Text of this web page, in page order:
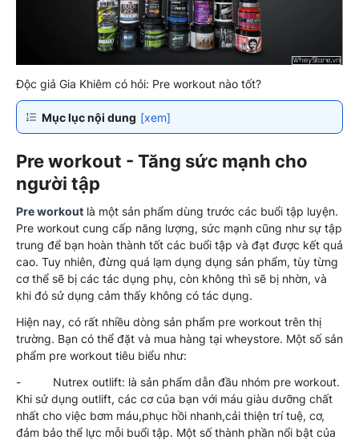
Độc giả Gia Khiêm có hỏi: Pre workout nào tốt?
Mục lục nội dung [xem]
Pre workout - Tăng sức mạnh cho
người tập
Pre workout là một sản phẩm dùng trước các buổi tập luyện.
Pre workout cung cấp năng lượng, sức mạnh cũng như sự tập
trung để bạn hoàn thành tốt các buổi tập và đạt được kết quả
cao. Tuy nhiên, đừng quá lạm dụng dụng sản phẩm, tùy từng
cơ thể sẽ bị các tác dụng phụ, còn không thì sẽ bị nhờn, và
khi đó sử dụng cảm thấy không có tác dụng.
Hiện nay, có rất nhiều dòng sản phẩm pre workout trên thị
trường. Bạn có thể đặt và mua hàng tại wheystore. Một số sản
phẩm pre workout tiêu biểu như:
- Nutrex outlift: là sản phẩm dẫn đầu nhóm pre workout.
Khi sử dụng outlift, các cơ của bạn với máu giàu dưỡng chất
nhất cho việc bơm máu,phục hồi nhanh,cải thiện trí tuệ, cơ,
đảm bảo thể lực mỗi buổi tập. Một số thành phần nổi bật của